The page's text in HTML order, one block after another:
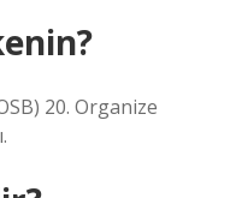
20. Organize